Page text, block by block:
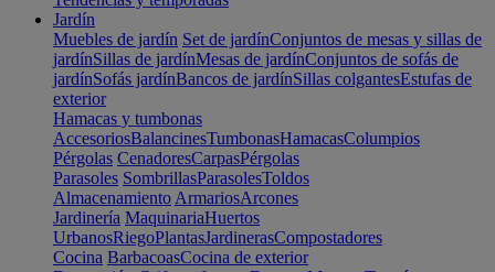
Jardín
Muebles de jardín Set de jardínConjuntos de mesas y sillas de
jardínSillas de jardínMesas de jardínConjuntos de sofás de
jardínSofás jardínBancos de jardínSillas colgantesEstufas de
exterior
Hamacas y tumbonas
AccesoriosBalancinesTumbonasHamacasColumpios
Pérgolas CenadoresCarpasPérgolas
Parasoles SombrillasParasolesToldos
Almacenamiento ArmariosArcones
Jardinería MaquinariaHuertos
UrbanosRiegoPlantasJardinerasCompostadores
Cocina BarbacoasCocina de exterior